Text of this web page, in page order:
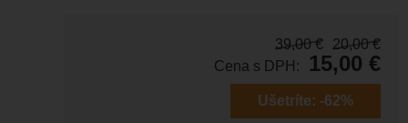
39,00 € 20,00 €
Cena s DPH:
15,00 €
Ušetríte: -62%